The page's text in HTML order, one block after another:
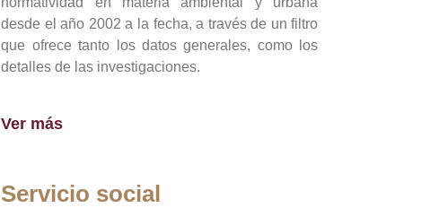
desde el año 2002 a la fecha, a través de un filtro
que ofrece tanto los datos generales, como los
detalles de las investigaciones.
Ver más
Servicio social